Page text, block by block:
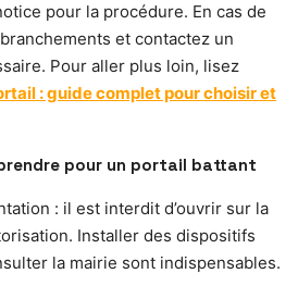
pour la procédure. En cas de
et contactez un
Pour aller plus loin, lisez
: guide complet pour choisir et
pour un portail battant
: il est interdit d’ouvrir sur la
Installer des dispositifs
la mairie sont indispensables.